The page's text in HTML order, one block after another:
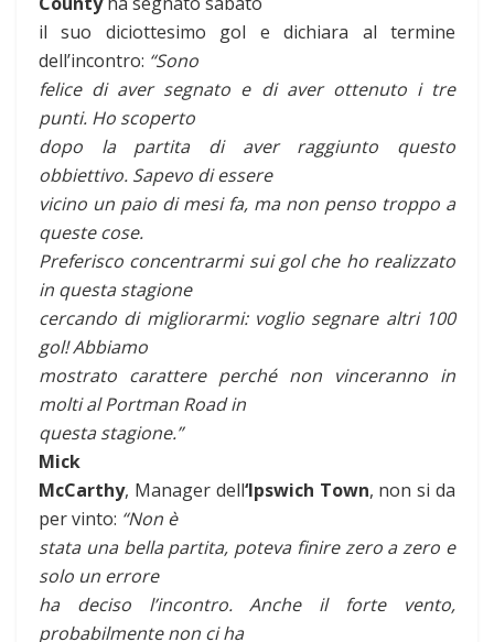
il suo diciottesimo gol e dichiara al termine
dell’incontro: “Sono
felice di aver segnato e di aver ottenuto i tre
punti. Ho scoperto
dopo la partita di aver raggiunto questo
obbiettivo. Sapevo di essere
vicino un paio di mesi fa, ma non penso troppo a
queste cose.
Preferisco concentrarmi sui gol che ho realizzato
in questa stagione
cercando di migliorarmi: voglio segnare altri 100
gol! Abbiamo
mostrato carattere perché non vinceranno in
molti al Portman Road in
questa stagione.”
Mick
McCarthy, Manager dell‘Ipswich Town, non si da
per vinto: “Non è
stata una bella partita, poteva finire zero a zero e
solo un errore
ha deciso l’incontro. Anche il forte vento,
probabilmente non ci ha